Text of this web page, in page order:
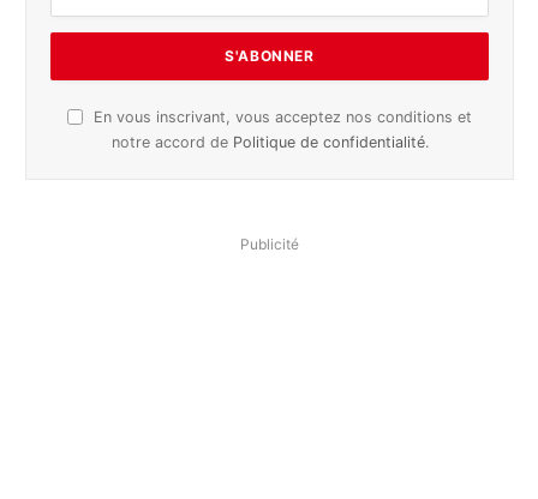
En vous inscrivant, vous acceptez nos conditions et
notre accord de Politique de confidentialité.
Publicité